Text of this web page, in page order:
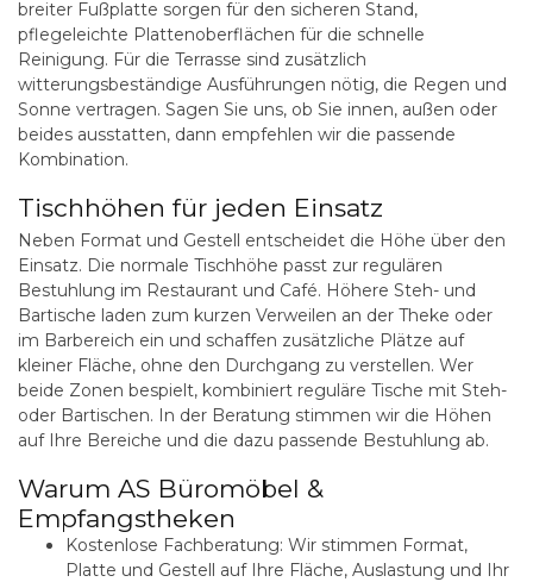
breiter Fußplatte sorgen für den sicheren Stand,
pflegeleichte Plattenoberflächen für die schnelle
Reinigung. Für die Terrasse sind zusätzlich
witterungsbeständige Ausführungen nötig, die Regen und
Sonne vertragen. Sagen Sie uns, ob Sie innen, außen oder
beides ausstatten, dann empfehlen wir die passende
Kombination.
Tischhöhen für jeden Einsatz
Neben Format und Gestell entscheidet die Höhe über den
Einsatz. Die normale Tischhöhe passt zur regulären
Bestuhlung im Restaurant und Café. Höhere Steh- und
Bartische laden zum kurzen Verweilen an der Theke oder
im Barbereich ein und schaffen zusätzliche Plätze auf
kleiner Fläche, ohne den Durchgang zu verstellen. Wer
beide Zonen bespielt, kombiniert reguläre Tische mit Steh-
oder Bartischen. In der Beratung stimmen wir die Höhen
auf Ihre Bereiche und die dazu passende Bestuhlung ab.
Warum AS Büromöbel &
Empfangstheken
Kostenlose Fachberatung: Wir stimmen Format,
Platte und Gestell auf Ihre Fläche, Auslastung und Ihr